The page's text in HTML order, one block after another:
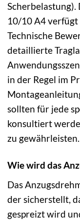
Scherbelastung).
10/10 A4 verfügt
Technische
detaillierte
in der Regel im
sollten für jede
konsultiert
zu gewährleisten.
Wie wird das
Das
der sicherstellt,
gespreizt wird